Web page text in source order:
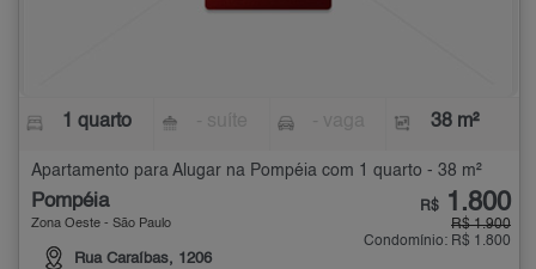
1 quarto 38 m²
Apartamento para Alugar na Pompéia com 1 quarto - 38 m²
Pompéia
Zona Oeste - São Paulo
Rua Caraíbas, 1206
R$ 1.800
R$ 1.900
Condomínio: R$ 1.800